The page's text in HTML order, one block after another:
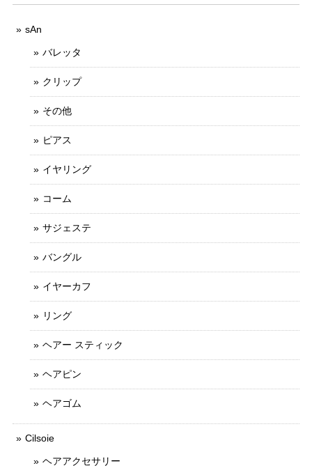
sAn
バレッタ
クリップ
その他
ピアス
イヤリング
コーム
サジェステ
バングル
イヤーカフ
リング
ヘアー スティック
ヘアピン
ヘアゴム
Cilsoie
ヘアアクセサリー